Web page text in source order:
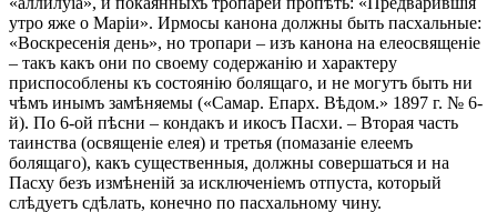
утро яже о Маріи». Ирмосы канона должны быть пасхальные:
«Воскресенія день», но тропари – изъ канона на елеосвященіе
– такъ какъ они по своему содержанію и характеру
приспособлены къ состоянію болящаго, и не могутъ быть ни
чѣмъ инымъ замѣняемы («Самар. Епарх. Вѣдом.» 1897 г. № 6-
й). По 6-ой пѣсни – кондакъ и икосъ Пасхи. – Вторая часть
таинства (освященіе елея) и третья (помазаніе елеемъ
болящаго), какъ существенныя, должны совершаться и на
Пасху безъ измѣненій за исключеніемъ отпуста, который
слѣдуетъ сдѣлать, конечно по пасхальному чину.